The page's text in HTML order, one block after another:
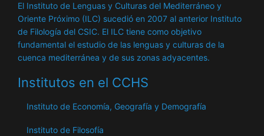
El Instituto de Lenguas y Culturas del Mediterráneo y
Oriente Próximo (ILC) sucedió en 2007 al anterior Instituto
de Filología del CSIC. El ILC tiene como objetivo
fundamental el estudio de las lenguas y culturas de la
cuenca mediterránea y de sus zonas adyacentes.
Institutos en el CCHS
Instituto de Economía, Geografía y Demografía
Instituto de Filosofía